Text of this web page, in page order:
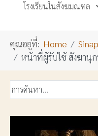
โรงเรียนในสังฆมณฑล
คุณอยู่ที่: Home
หน้าที่ผู้รับใช้ สังฆานุก